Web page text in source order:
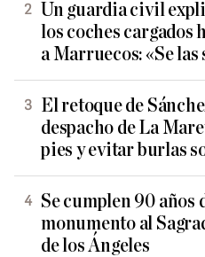
Un guardia civil
los coches cargados
a Marruecos: «Se las
El retoque de
despacho de La
pies y evitar burlas
Se cumplen 90 años
monumento al
de los Ángeles